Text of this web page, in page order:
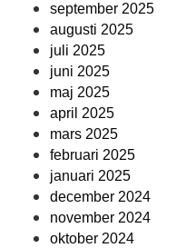
september 2025
augusti 2025
juli 2025
juni 2025
maj 2025
april 2025
mars 2025
februari 2025
januari 2025
december 2024
november 2024
oktober 2024